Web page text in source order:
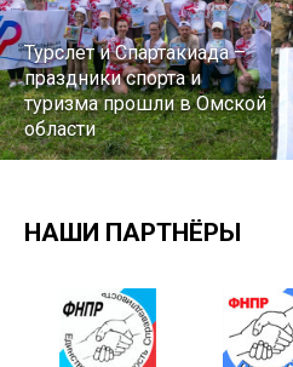
Турслет и Спартакиада –
праздники спорта и
туризма прошли в Омской
области
НАШИ ПАРТНЁРЫ